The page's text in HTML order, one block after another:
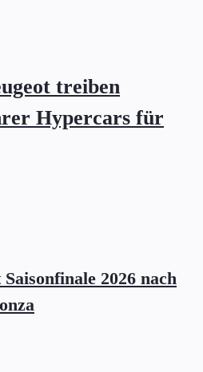
treiben
Hypercars für
2026 nach